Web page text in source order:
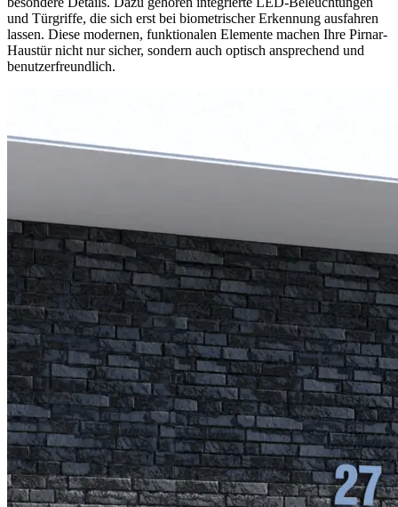
und Türgriffe, die sich erst bei biometrischer Erkennung ausfahren
lassen. Diese modernen, funktionalen Elemente machen Ihre Pirnar-
Haustür nicht nur sicher, sondern auch optisch ansprechend und
benutzerfreundlich.